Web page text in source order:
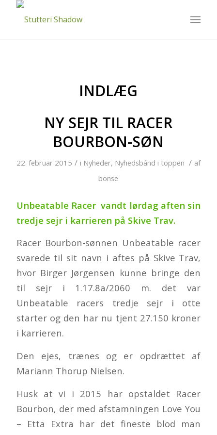
INDLÆG
NY SEJR TIL RACER
BOURBON-SØN
22. februar 2015 / i Nyheder, Nyhedsbånd i toppen / af
bonse
Unbeatable Racer vandt lørdag aften sin
tredje sejr i karrieren på Skive Trav.
Racer Bourbon-sønnen Unbeatable racer
svarede til sit navn i aftes på Skive Trav,
hvor Birger Jørgensen kunne bringe den
til sejr i 1.17.8a/2060 m. det var
Unbeatable racers tredje sejr i otte
starter og den har nu tjent 27.150 kroner
i karrieren.
Den ejes, trænes og er opdrættet af
Mariann Thorup Nielsen.
Husk at vi i 2015 har opstaldet Racer
Bourbon, der med afstamningen Love You
– Etta Extra har det fineste blod man